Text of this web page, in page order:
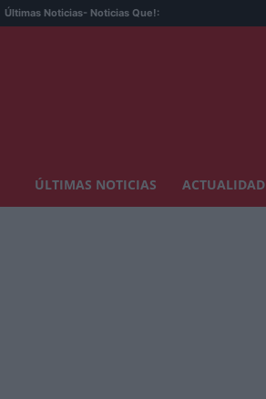
Últimas Noticias- Noticias Que!:
ÚLTIMAS NOTICIAS ACTUALIDAD